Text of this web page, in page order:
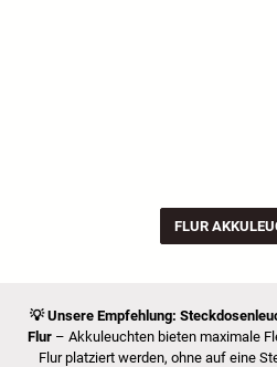
FLUR
💡Unsere Empfehlung:
Flur – Akkuleuchten bieten maximale
Flur platziert werden, ohne auf eine